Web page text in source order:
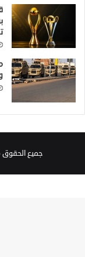
جميع الحقوق